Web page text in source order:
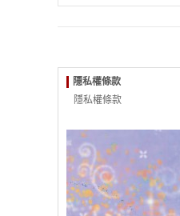
隱私權條款
隱私權條款